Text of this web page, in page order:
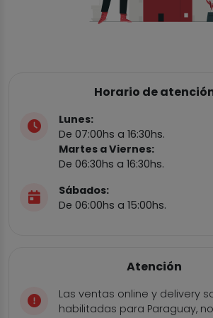
Horario de
Lunes:
De 07:00hs a 16:30hs.
Martes a Viernes:
De 06:30hs a 16:30hs.
Sábados:
De 06:00hs a 15:00hs.
Atención
Las ventas online y delivery
habilitadas para Paraguay,